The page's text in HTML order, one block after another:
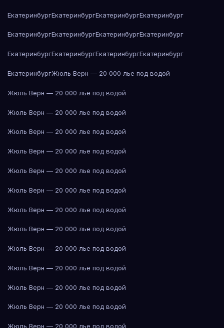
ЕкатеринбургЕкатеринбургЕкатеринбургЕкатеринбург
ЕкатеринбургЕкатеринбургЕкатеринбургЕкатеринбург
ЕкатеринбургЕкатеринбургЕкатеринбургЕкатеринбург
ЕкатеринбургЖюль Верн — 20 000 лье под водой
Жюль Верн — 20 000 лье под водой
Жюль Верн — 20 000 лье под водой
Жюль Верн — 20 000 лье под водой
Жюль Верн — 20 000 лье под водой
Жюль Верн — 20 000 лье под водой
Жюль Верн — 20 000 лье под водой
Жюль Верн — 20 000 лье под водой
Жюль Верн — 20 000 лье под водой
Жюль Верн — 20 000 лье под водой
Жюль Верн — 20 000 лье под водой
Жюль Верн — 20 000 лье под водой
Жюль Верн — 20 000 лье под водой
Жюль Верн — 20 000 лье под водой